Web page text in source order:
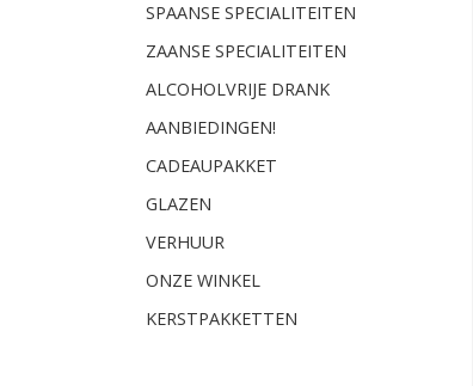
SPAANSE SPECIALITEITEN
ZAANSE SPECIALITEITEN
ALCOHOLVRIJE DRANK
AANBIEDINGEN!
CADEAUPAKKET
GLAZEN
VERHUUR
ONZE WINKEL
KERSTPAKKETTEN